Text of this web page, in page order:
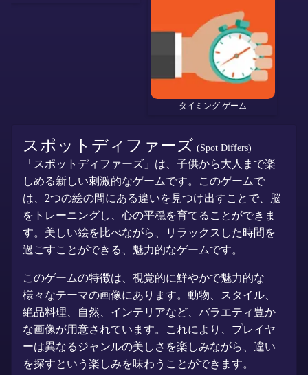
タイミング ゲーム
スポットディファーズ (Spot Differs)
「スポットディファーズ」は、子供から大人まで楽
しめる新しい刺激的なゲームです。このゲームで
は、2つの絵の間にある違いを見つけ出すことで、脳
をトレーニングし、心の平穏を育てることができま
す。美しい絵を比べながら、リラックスした時間を
過ごすことができる、魅力的なゲームです。
このゲームの特徴は、視覚的に鮮やかで魅力的な
様々なテーマの画像にあります。動物、スタイル、
絶品料理、自然、インテリアなど、バラエティ豊か
な画像が用意されています。これにより、プレイヤ
ーは異なるジャンルの美しさを楽しみながら、違い
を探すという楽しみを味わうことができます。